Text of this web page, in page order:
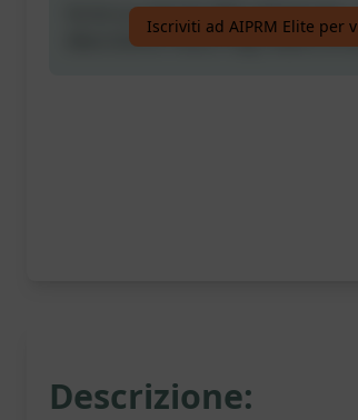
Scrivi un articolo SEO
descrizione meta e tag relativi al
Iscriviti ad AIPRM Elite per
Descrizione: